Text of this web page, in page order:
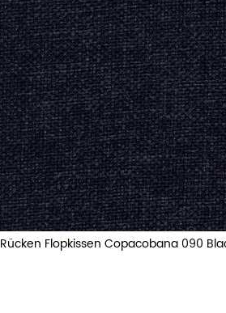
Rücken Flopkissen Copacobana 090